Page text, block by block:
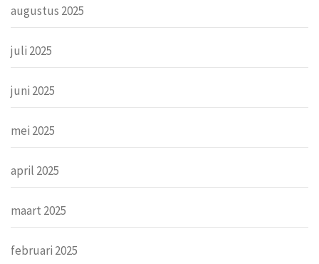
augustus 2025
juli 2025
juni 2025
mei 2025
april 2025
maart 2025
februari 2025